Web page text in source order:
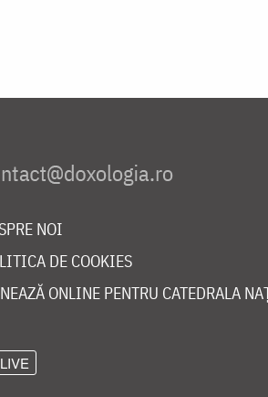
NOI
DE COOKIES
ONLINE PENTRU CATEDRALA
LIVE